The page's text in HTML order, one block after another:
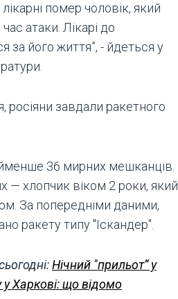
помер чоловік, який
атаки. Лікарі до
за його життя”, - йдеться у
росіяни завдали ракетного
36 мирних мешканців.
— хлопчик віком 2 роки, який
За попередніми даними,
ракету типу "Іскандер".
Нічний "прильот” у
у Харкові: що відомо